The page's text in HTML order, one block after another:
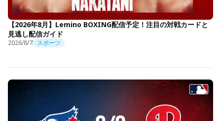
【2026年8月】Lemino BOXING配信予定！注目の対戦カードと
見逃し配信ガイド
2026/8/7 スポーツ